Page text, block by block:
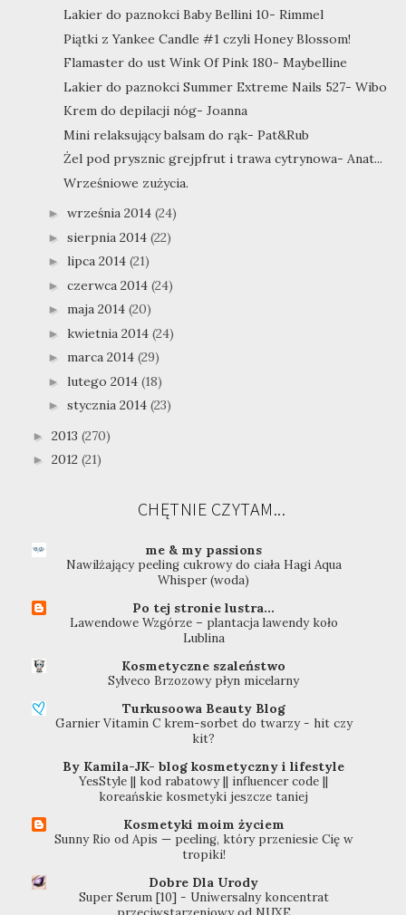
Lakier do paznokci Baby Bellini 10- Rimmel
Piątki z Yankee Candle #1 czyli Honey Blossom!
Flamaster do ust Wink Of Pink 180- Maybelline
Lakier do paznokci Summer Extreme Nails 527- Wibo
Krem do depilacji nóg- Joanna
Mini relaksujący balsam do rąk- Pat&Rub
Żel pod prysznic grejpfrut i trawa cytrynowa- Anat...
Wrześniowe zużycia.
► września 2014 (24)
► sierpnia 2014 (22)
► lipca 2014 (21)
► czerwca 2014 (24)
► maja 2014 (20)
► kwietnia 2014 (24)
► marca 2014 (29)
► lutego 2014 (18)
► stycznia 2014 (23)
► 2013 (270)
► 2012 (21)
CHĘTNIE CZYTAM...
me & my passions
Nawilżający peeling cukrowy do ciała Hagi Aqua
Whisper (woda)
Po tej stronie lustra...
Lawendowe Wzgórze – plantacja lawendy koło
Lublina
Kosmetyczne szaleństwo
Sylveco Brzozowy płyn micelarny
Turkusoowa Beauty Blog
Garnier Vitamin C krem-sorbet do twarzy - hit czy
kit?
By Kamila-JK- blog kosmetyczny i lifestyle
YesStyle || kod rabatowy || influencer code ||
koreańskie kosmetyki jeszcze taniej
Kosmetyki moim życiem
Sunny Rio od Apis — peeling, który przeniesie Cię w
tropiki!
Dobre Dla Urody
Super Serum [10] - Uniwersalny koncentrat